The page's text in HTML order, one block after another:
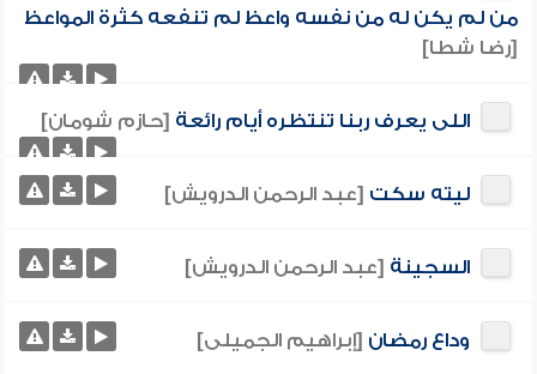
من لم يكن له من نفسه واعظ لم تنفعه كثرة المواعظ
[رضا شطا]
اللى يعرف ربنا تنتظره أيام رائعة [حازم شومان]
ليته سكت [عبد الرحمن الدرويش]
السجينة [عبد الرحمن الدرويش]
وداع رمضان [إبراهيم الجميلى]